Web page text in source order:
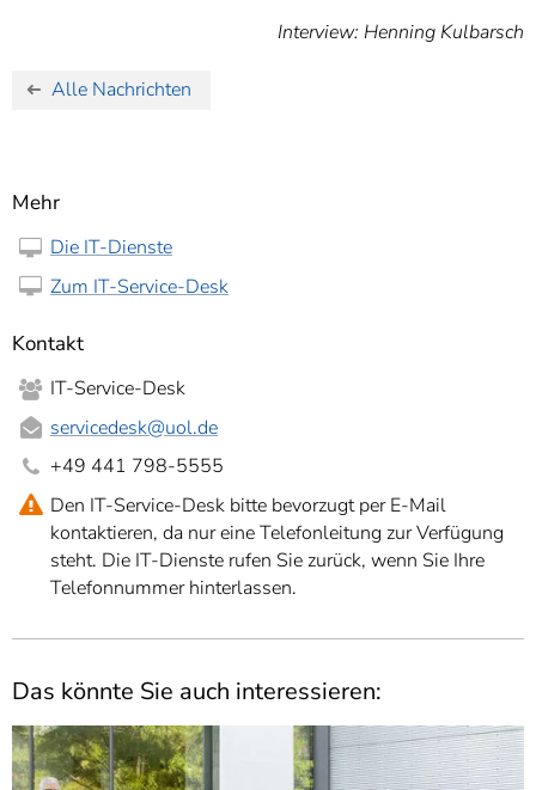
Interview: Henning Kulbarsch
Alle Nachrichten
Mehr
Die IT-Dienste
Zum IT-Service-Desk
Kontakt
IT-Service-Desk
servicedesk@uol.de
+49 441 798-5555
Den IT-Service-Desk bitte bevorzugt per E-Mail
kontaktieren, da nur eine Telefonleitung zur Verfügung
steht. Die IT-Dienste rufen Sie zurück, wenn Sie Ihre
Telefonnummer hinterlassen.
Das könnte Sie auch interessieren: